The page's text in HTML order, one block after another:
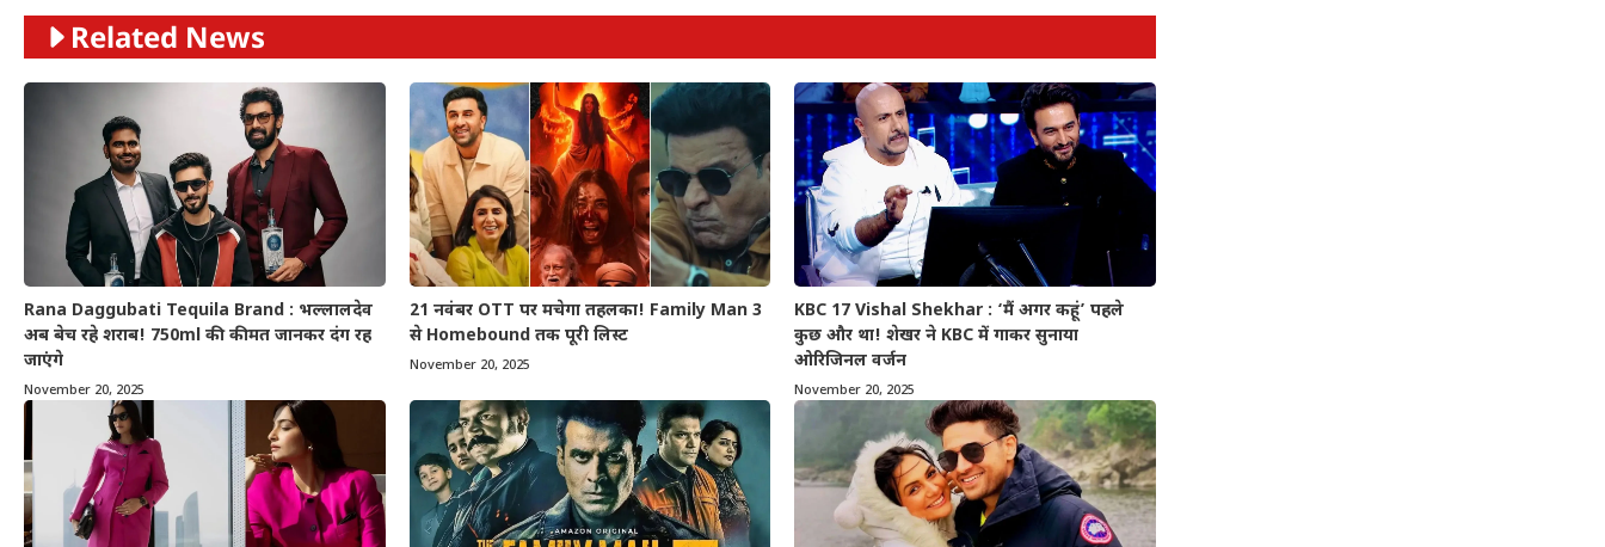
Related News
Rana Daggubati Tequila Brand : भल्लालदेव
अब बेच रहे शराब! 750ml की कीमत जानकर दंग रह
जाएंगे
November 20, 2025
21 नवंबर OTT पर मचेगा तहलका! Family Man 3
से Homebound तक पूरी लिस्ट
November 20, 2025
KBC 17 Vishal Shekhar : ‘मैं अगर कहूं’ पहले
कुछ और था! शेखर ने KBC में गाकर सुनाया
ओरिजिनल वर्जन
November 20, 2025